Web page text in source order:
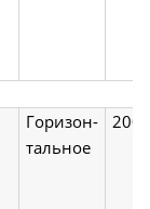
Горизон-
тальное